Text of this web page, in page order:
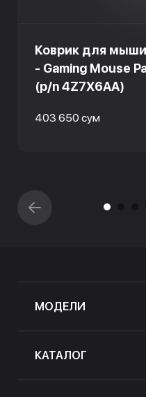
Коврик для
- Gaming Mouse
(p/n 4Z7X6AA)
403 650 сум
МОДЕЛИ
КАТАЛОГ